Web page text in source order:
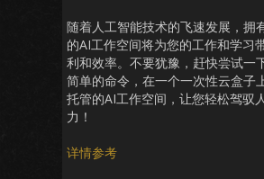
随着人工智能技术的飞速发展，拥
的AI工作空间将为您的工作和学习
利和效率。不要犹豫，赶快尝试一
简单的命令，在一个一次性云盒子
托管的AI工作空间，让您轻松驾驭
力！
详情参考